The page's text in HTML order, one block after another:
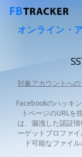
オンライン・
対象アカウントへ
Facebookのハッキ
トページのURLを
は、漏洩した認証
ーゲットプロファ
ド可能なファイ